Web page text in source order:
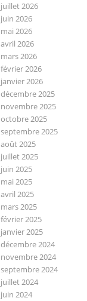
juillet 2026
juin 2026
mai 2026
avril 2026
mars 2026
février 2026
janvier 2026
décembre 2025
novembre 2025
octobre 2025
septembre 2025
août 2025
juillet 2025
juin 2025
mai 2025
avril 2025
mars 2025
février 2025
janvier 2025
décembre 2024
novembre 2024
septembre 2024
juillet 2024
juin 2024